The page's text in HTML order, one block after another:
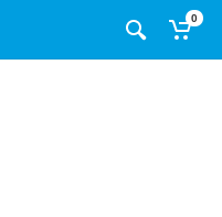
0